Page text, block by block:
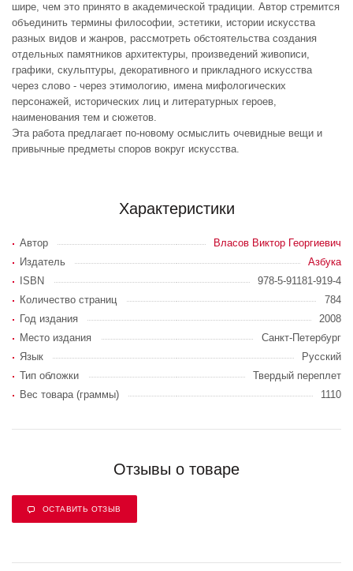
шире, чем это принято в академической традиции. Автор стремится
объединить термины философии, эстетики, истории искусства
разных видов и жанров, рассмотреть обстоятельства создания
отдельных памятников архитектуры, произведений живописи,
графики, скульптуры, декоративного и прикладного искусства
через слово - через этимологию, имена мифологических
персонажей, исторических лиц и литературных героев,
наименования тем и сюжетов.
Эта работа предлагает по-новому осмыслить очевидные вещи и
привычные предметы споров вокруг искусства.
Характеристики
Автор
Власов Виктор Георгиевич
Издатель
Азбука
ISBN
978-5-91181-919-4
Количество страниц
784
Год издания
2008
Место издания
Санкт-Петербург
Язык
Русский
Тип обложки
Твердый переплет
Вес товара (граммы)
1110
Отзывы о товаре
ОСТАВИТЬ ОТЗЫВ